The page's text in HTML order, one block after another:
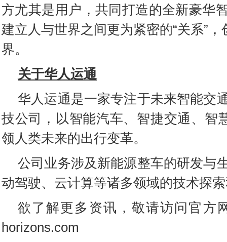
方尤其是用户，共同打造的全新豪华
建立人与世界之间更为紧密的“关系”，
界。
关于华人运通
华人运通是一家专注于未来智能交
技公司，以智能汽车、智捷交通、智
领人类未来的出行变革。
公司业务涉及新能源整车的研发与
动驾驶、云计算等诸多领域的技术探
欲了解更多资讯，敬请访问官方
horizons.com